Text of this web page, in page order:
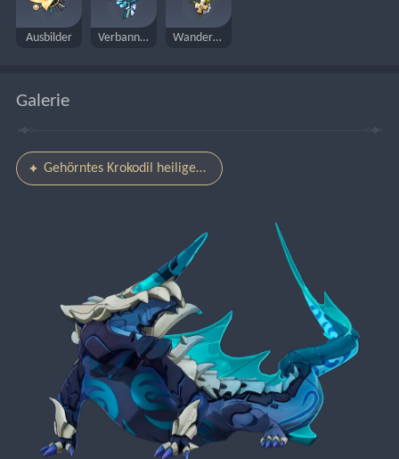
Ausbilder Verbannter Wanderarzt
Galerie
Gehörntes Krokodil heiliger Knochen